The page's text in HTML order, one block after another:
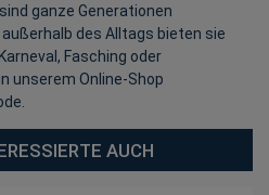
ganze Generationen
des Alltags bieten sie
Fasching oder
unserem Online-Shop
AUCH